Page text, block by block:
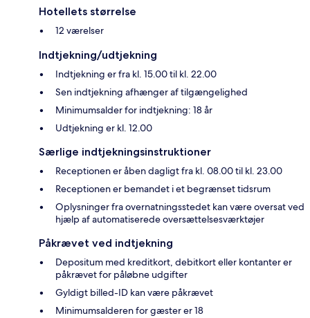
Hotellets størrelse
12 værelser
Indtjekning/udtjekning
Indtjekning er fra kl. 15.00 til kl. 22.00
Sen indtjekning afhænger af tilgængelighed
Minimumsalder for indtjekning: 18 år
Udtjekning er kl. 12.00
Særlige indtjekningsinstruktioner
Receptionen er åben dagligt fra kl. 08.00 til kl. 23.00
Receptionen er bemandet i et begrænset tidsrum
Oplysninger fra overnatningsstedet kan være oversat ved
hjælp af automatiserede oversættelsesværktøjer
Påkrævet ved indtjekning
Depositum med kreditkort, debitkort eller kontanter er
påkrævet for påløbne udgifter
Gyldigt billed-ID kan være påkrævet
Minimumsalderen for gæster er 18